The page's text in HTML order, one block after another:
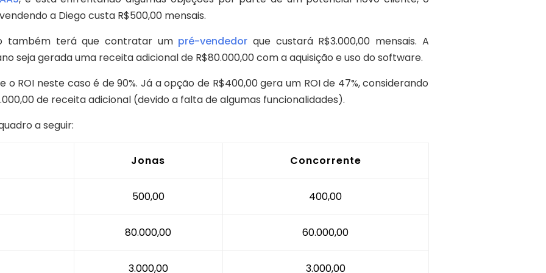
a Diego custa R$500,00 mensais.
também terá que contratar um pré-vendedor que custará R$3.000,00 mensais. A
seja gerada uma receita adicional de R$80.000,00 com a aquisição e uso do software.
ROI neste caso é de 90%. Já a opção de R$400,00 gera um ROI de 47%, considerando
de receita adicional (devido a falta de algumas funcionalidades).
a seguir:
Jonas Concorrente
500,00 400,00
80.000,00 60.000,00
3.000,00 3.000,00